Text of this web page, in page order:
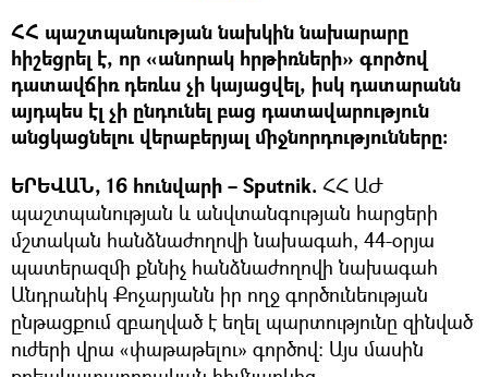
ՀՀ պաշտպանության նախկին նախարարը
հիշեցրել է, որ «անորակ հրթիռների» գործով
դատավճիռ դեռևս չի կայացվել, իսկ դատարանն
այդպես էլ չի ընդունել բաց դատավարություն
անցկացնելու վերաբերյալ միջնորդությունները։
ԵՐԵՎԱՆ, 16 հունվարի – Sputnik. ՀՀ ԱԺ
պաշտպանության և անվտանգության հարցերի
մշտական հանձնաժողովի նախագահ, 44-օրյա
պատերազմի քննիչ հանձնաժողովի նախագահ
Անդրանիկ Քոչարյանն իր ողջ գործունեության
ընթացքում զբաղված է եղել պարտությունը զինված
ուժերի վրա «փաթաթելու» գործով։ Այս մասին